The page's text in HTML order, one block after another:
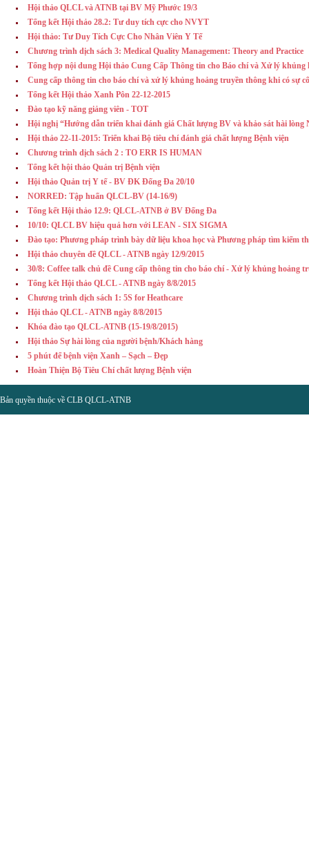
Hội thảo QLCL và ATNB tại BV Mỹ Phước 19/3
Tổng kết Hội thảo 28.2: Tư duy tích cực cho NVYT
Hội thảo: Tư Duy Tích Cực Cho Nhân Viên Y Tế
Chương trình dịch sách 3: Medical Quality Management: Theory and Practice
Tổng hợp nội dung Hội thảo Cung Cấp Thông tin cho Báo chí và Xử lý
Cung cấp thông tin cho báo chí và xử lý khủng hoảng truyền thông khi có sự
Tổng kết Hội thảo Xanh Pôn 22-12-2015
Đào tạo kỹ năng giảng viên - TOT
Hội nghị “Hướng dẫn triển khai đánh giá Chất lượng BV và khảo sát hài lòng
Hội thảo 22-11-2015: Triển khai Bộ tiêu chí đánh giá chất lượng Bệnh viện
Chương trình dịch sách 2 : TO ERR IS HUMAN
Tổng kết hội thảo Quản trị Bệnh viện
Hội thảo Quản trị Y tế - BV ĐK Đống Đa 20/10
NORRED: Tập huấn QLCL-BV (14-16/9)
Tổng kết Hội thảo 12.9: QLCL-ATNB ở BV Đống Đa
10/10: QLCL BV hiệu quả hơn với LEAN - SIX SIGMA
Đào tạo: Phương pháp trình bày dữ liệu khoa học và Phương pháp tìm kiếm
Hội thảo chuyên đề QLCL - ATNB ngày 12/9/2015
30/8: Coffee talk chủ đề Cung cấp thông tin cho báo chí - Xử lý khủng hoảng
Tổng kết Hội thảo QLCL - ATNB ngày 8/8/2015
Chương trình dịch sách 1: 5S for Heathcare
Hội thảo QLCL - ATNB ngày 8/8/2015
Khóa đào tạo QLCL-ATNB (15-19/8/2015)
Hội thảo Sự hài lòng của người bệnh/Khách hàng
5 phút để bệnh viện Xanh – Sạch – Đẹp
Hoàn Thiện Bộ Tiêu Chí chất lượng Bệnh viện
Bản quyền thuộc về CLB QLCL-ATNB